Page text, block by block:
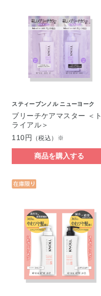
スティーブンノル ニューヨーク
ブリーチケアマスター ＜ト
ライアル＞
110円
（税込）※
商品を購入する